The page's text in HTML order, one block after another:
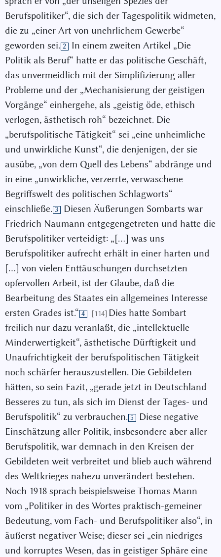
Berufspolitiker“, die sich der Tagespolitik widmeten,
die zu „einer Art von unehrlichem Gewerbe“
geworden sei. 2
In einem zweiten Artikel „Die
Politik als Beruf“ hatte er das politische Geschäft,
das unvermeidlich mit der Simplifizierung aller
Probleme und der „Mechanisierung der geistigen
Vorgänge“ einhergehe, als „geistig öde, ethisch
verlogen, ästhetisch roh“ bezeichnet. Die
„berufspolitische Tätigkeit“ sei „eine unheimliche
und unwirkliche Kunst“, die denjenigen, der sie
ausübe, „von dem Quell des Lebens“ abdränge und
in eine „unwirkliche, verzerrte, verwaschene
Begriffswelt des politischen Schlagworts“
einschließe. 3
Diesen Äußerungen Sombarts war
Friedrich Naumann entgegengetreten und hatte die
Berufspolitiker verteidigt: „[…] was uns
Berufspolitiker aufrecht erhält in einer harten und
[…] von vielen Enttäuschungen durchsetzten
opfervollen Arbeit, ist der Glaube, daß die
Bearbeitung des Staates ein allgemeines Interesse
ersten Grades ist.“ 4 [114] Dies hatte Sombart
freilich nur dazu veranlaßt, die „intellektuelle
Minderwertigkeit“, ästhetische Dürftigkeit und
Unaufrichtigkeit der berufspolitischen Tätigkeit
noch schärfer herauszustellen. Die Gebildeten
hätten, so sein Fazit, „gerade jetzt in Deutschland
Besseres zu tun, als sich im Dienst der Tages- und
Berufspolitik“ zu verbrauchen. 5
Diese negative
Einschätzung aller Politik, insbesondere aber aller
Berufspolitik, war demnach in den Kreisen der
Gebildeten weit verbreitet und blieb auch während
des Weltkrieges nahezu unverändert bestehen.
Noch 1918 sprach beispielsweise Thomas Mann
vom „Politiker in des Wortes praktisch-gemeiner
Bedeutung, vom Fach- und Berufspolitiker also“, in
äußerst negativer Weise; dieser sei „ein niedriges
und korruptes Wesen, das in geistiger Sphäre eine